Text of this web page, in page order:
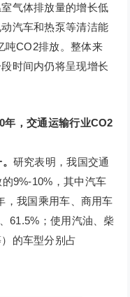
气体排放量的增长低
汽车和热泵等清洁能
吨CO2排放。整体来
时间内仍将呈现增长
年，交通运输行业CO2
研究表明，我国交通
9%-10%，其中汽车
，我国乘用车、商用车
61.5%；使用汽油、柴
的车型分别占